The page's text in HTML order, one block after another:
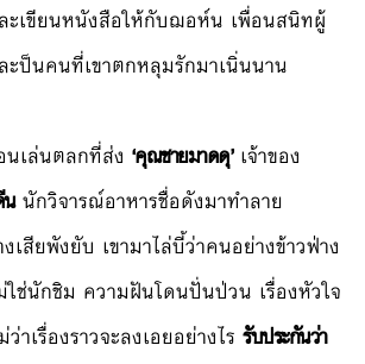
ะเขียนหนังสือให้กับฌอห์น เพื่อนสนิทผู้
ะป็นคนที่เขาตกหลุมรักมาเนิ่นนาน
นเล่นตลกที่ส่ง ‘คุณชายมาดดุ’เจ้าของ
นักวิจารณ์อาหารชื่อดังมาทำลาย
เสียพังยับ เขามาไล่บี้ว่าคนอย่างข้าวฟ่าง
ช่นักชิม ความฝันโดนปั่นป่วน เรื่องหัวใจ
เรื่องราวจะลงเอยอย่างไร รับประกันว่า